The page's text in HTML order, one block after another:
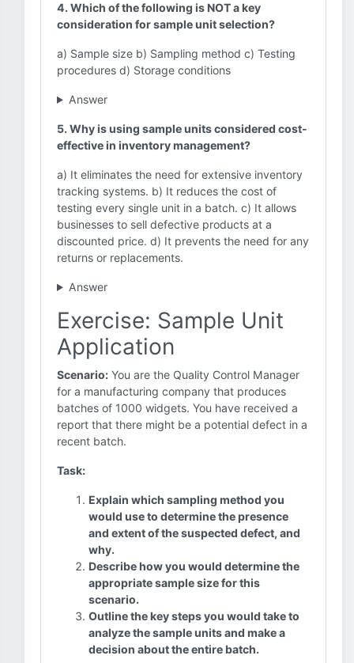
4. Which of the following is NOT a key
consideration for sample unit selection?
a) Sample size b) Sampling method c) Testing
procedures d) Storage conditions
Answer
5. Why is using sample units considered cost-
effective in inventory management?
a) It eliminates the need for extensive inventory
tracking systems. b) It reduces the cost of
testing every single unit in a batch. c) It allows
businesses to sell defective products at a
discounted price. d) It prevents the need for any
returns or replacements.
Answer
Exercise: Sample Unit
Application
Scenario: You are the Quality Control Manager
for a manufacturing company that produces
batches of 1000 widgets. You have received a
report that there might be a potential defect in a
recent batch.
Task:
Explain which sampling method you
would use to determine the presence
and extent of the suspected defect, and
why.
Describe how you would determine the
appropriate sample size for this
scenario.
Outline the key steps you would take to
analyze the sample units and make a
decision about the entire batch.